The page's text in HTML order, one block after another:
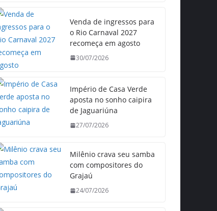
Venda de ingressos para
o Rio Carnaval 2027
recomeça em agosto
30/07/2026
Império de Casa Verde
aposta no sonho caipira
de Jaguariúna
27/07/2026
Milênio crava seu samba
com compositores do
Grajaú
24/07/2026